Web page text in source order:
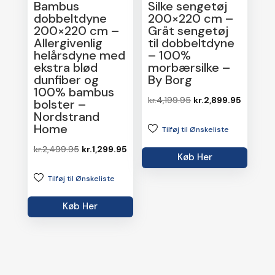
Bambus
dobbeltdyne
200×220 cm –
Allergivenlig
helårsdyne med
ekstra blød
dunfiber og
100% bambus
bolster –
Nordstrand
Home
kr.2,499.95 Den
pris
var:
kr.2,499.95.
kr.1,299.95Den
aktuelle
er:
kr.1,299.95.
Tilføj til Ønskeliste
Køb Her
Silke sengetøj
200×220 cm –
Gråt sengetøj
til dobbeltdyne
– 100%
morbærsilke –
By Borg
kr.4,199.95 Den
pris
var:
kr.4,199.95.
kr.2,899.95
er:
Tilføj til Ønskeliste
Køb Her